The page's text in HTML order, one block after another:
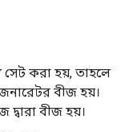
করা হয়, তাহলে
বীজ হয়।
বীজ হয়।